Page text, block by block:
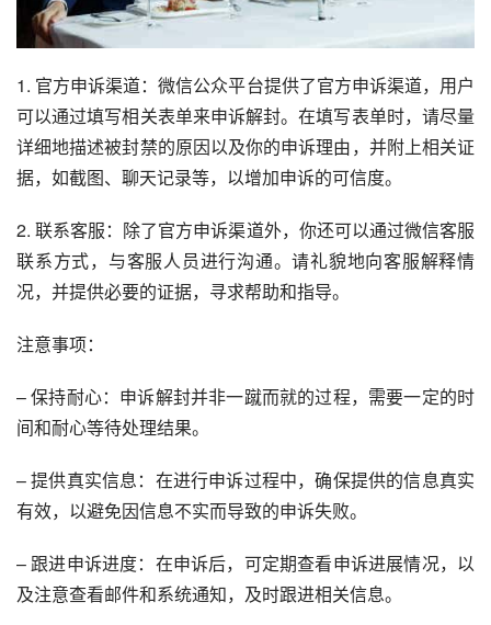
1. 官方申诉渠道：微信公众平台提供了官方申诉渠道，用户
可以通过填写相关表单来申诉解封。在填写表单时，请尽量
详细地描述被封禁的原因以及你的申诉理由，并附上相关证
据，如截图、聊天记录等，以增加申诉的可信度。
2. 联系客服：除了官方申诉渠道外，你还可以通过微信客服
联系方式，与客服人员进行沟通。请礼貌地向客服解释情
况，并提供必要的证据，寻求帮助和指导。
注意事项：
– 保持耐心：申诉解封并非一蹴而就的过程，需要一定的时
间和耐心等待处理结果。
– 提供真实信息：在进行申诉过程中，确保提供的信息真实
有效，以避免因信息不实而导致的申诉失败。
– 跟进申诉进度：在申诉后，可定期查看申诉进展情况，以
及注意查看邮件和系统通知，及时跟进相关信息。